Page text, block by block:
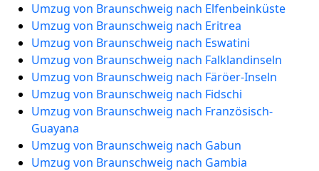
Umzug von Braunschweig nach Elfenbeinküste
Umzug von Braunschweig nach Eritrea
Umzug von Braunschweig nach Eswatini
Umzug von Braunschweig nach Falklandinseln
Umzug von Braunschweig nach Färöer-Inseln
Umzug von Braunschweig nach Fidschi
Umzug von Braunschweig nach Französisch-
Guayana
Umzug von Braunschweig nach Gabun
Umzug von Braunschweig nach Gambia